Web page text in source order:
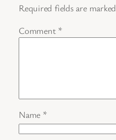
Required fields are marked
Comment *
Name *